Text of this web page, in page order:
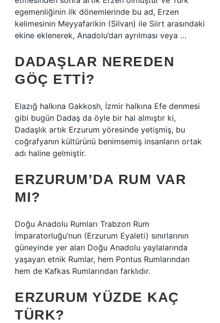
egemenliğinin ilk dönemlerinde bu ad, Erzen
kelimesinin Meyyafarikin (Silvan) ile Siirt arasındaki
ekine eklenerek, Anadolu’dan ayrılması veya …
DADAŞLAR NEREDEN
GÖÇ ETTI?
Elazığ halkına Gakkosh, İzmir halkına Efe denmesi
gibi bugün Dadaş da öyle bir hal almıştır ki,
Dadaşlık artık Erzurum yöresinde yetişmiş, bu
coğrafyanın kültürünü benimsemiş insanların ortak
adı haline gelmiştir.
ERZURUM’DA RUM VAR
MI?
Doğu Anadolu Rumları Trabzon Rum
İmparatorluğu’nun (Erzurum Eyaleti) sınırlarının
güneyinde yer alan Doğu Anadolu yaylalarında
yaşayan etnik Rumlar, hem Pontus Rumlarından
hem de Kafkas Rumlarından farklıdır.
ERZURUM YÜZDE KAÇ
TÜRK?